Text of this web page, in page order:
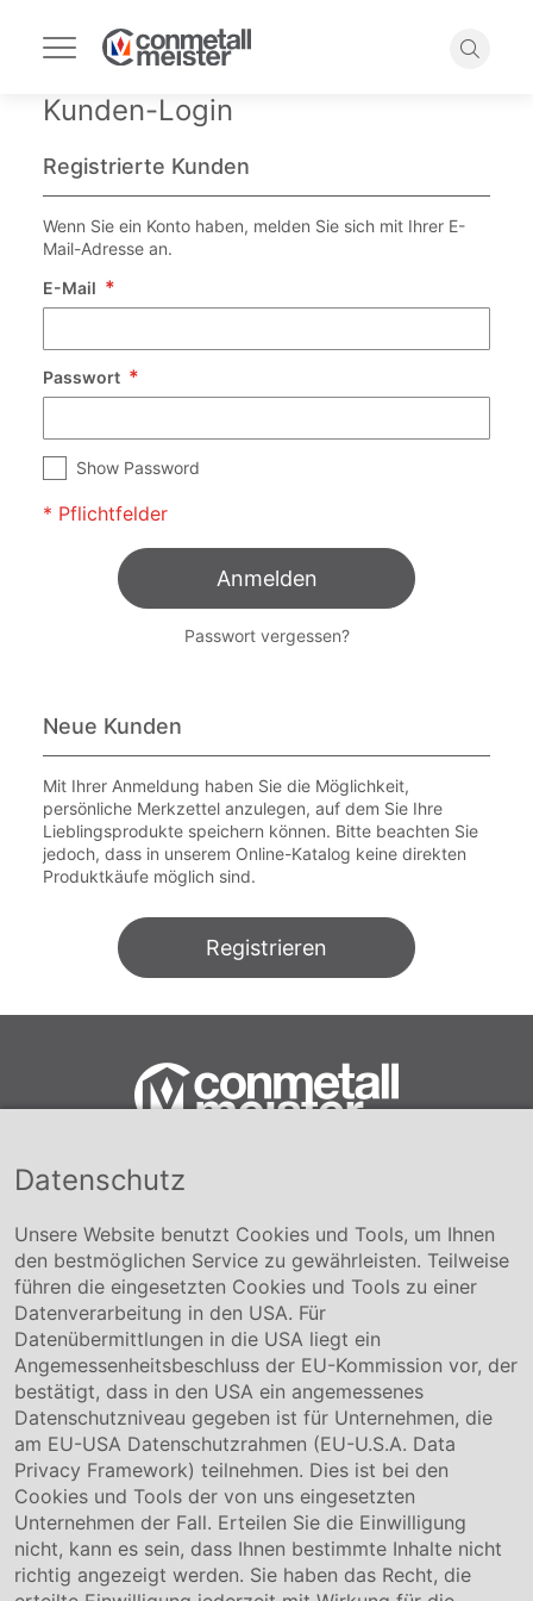
Navigation
umschalten
Suche
Kunden-Login
Registrierte Kunden
Wenn Sie ein Konto haben, melden Sie sich mit Ihrer E-
Mail-Adresse an.
E-Mail
Passwort
Show Password
Anmelden
Passwort vergessen?
Neue Kunden
Mit Ihrer Anmeldung haben Sie die Möglichkeit,
persönliche Merkzettel anzulegen, auf dem Sie Ihre
Lieblingsprodukte speichern können. Bitte beachten Sie
jedoch, dass in unserem Online-Katalog keine direkten
Produktkäufe möglich sind.
Registrieren
Conmetall Meister GmbH
+49 5141-180
info@conmetallmeister.de
www.conmetallmeister.de
Unternehmen
Über uns
Compliance
Hinweisgebersystem
Karriere
Service & Kontakt
Kontakt
Downloads
Garantiebedingungen
Datenschutz
Unsere Website benutzt Cookies und Tools, um Ihnen
den bestmöglichen Service zu gewährleisten. Teilweise
führen die eingesetzten Cookies und Tools zu einer
Datenverarbeitung in den USA. Für
Datenübermittlungen in die USA liegt ein
Angemessenheitsbeschluss der EU-Kommission vor, der
bestätigt, dass in den USA ein angemessenes
Datenschutzniveau gegeben ist für Unternehmen, die
am EU-USA Datenschutzrahmen (EU-U.S.A. Data
Privacy Framework) teilnehmen. Dies ist bei den
Cookies und Tools der von uns eingesetzten
Unternehmen der Fall. Erteilen Sie die Einwilligung
nicht, kann es sein, dass Ihnen bestimmte Inhalte nicht
richtig angezeigt werden. Sie haben das Recht, die